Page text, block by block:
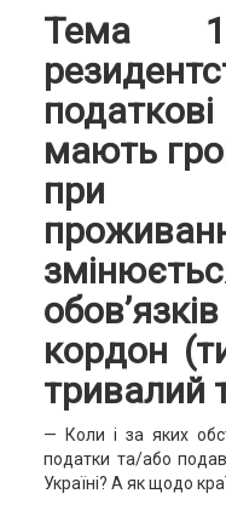
Тема
мають
при
кордон
тривалий
— Коли і за яких
податки та/або
Україні? А як щодо